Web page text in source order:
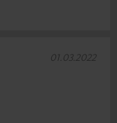
01.03.2022